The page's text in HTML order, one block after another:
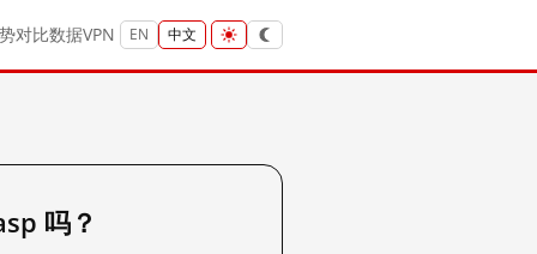
对比数据VPN EN 中文
吗？